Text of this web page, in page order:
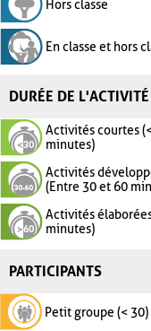
Hors classe
En classe et hors
DURÉE DE L'ACTIVITÉ
Activités courtes
minutes)
Activités
(Entre 30 et 60
Activités
minutes)
PARTICIPANTS
Petit groupe (< 30)